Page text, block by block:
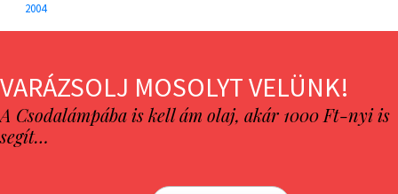
2004
VARÁZSOLJ MOSOLYT VELÜNK!
A Csodalámpába is kell ám olaj, akár 1000 Ft-nyi is
segít…